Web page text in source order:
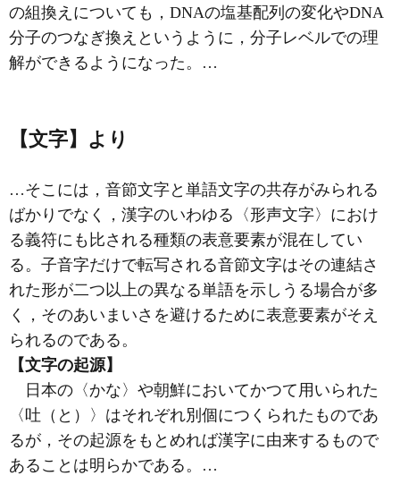
の組換えについても，DNAの塩基配列の変化やDNA
分子のつなぎ換えというように，分子レベルでの理
解ができるようになった。…
【文字】より
…そこには，音節文字と単語文字の共存がみられる
ばかりでなく，漢字のいわゆる〈形声文字〉におけ
る義符にも比される種類の表意要素が混在してい
る。子音字だけで転写される音節文字はその連結さ
れた形が二つ以上の異なる単語を示しうる場合が多
く，そのあいまいさを避けるために表意要素がそえ
られるのである。
【文字の起源】
日本の〈かな〉や朝鮮においてかつて用いられた
〈吐（と）〉はそれぞれ別個につくられたものであ
るが，その起源をもとめれば漢字に由来するもので
あることは明らかである。…